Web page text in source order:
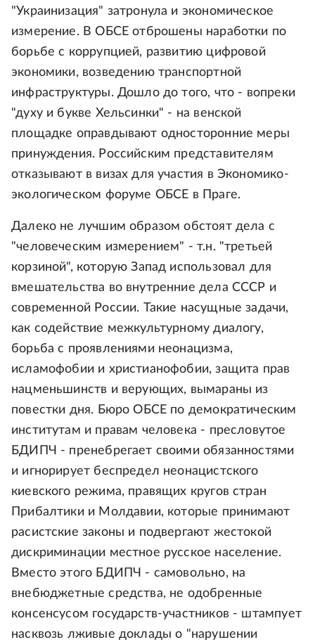
"Украинизация" затронула и экономическое
измерение. В ОБСЕ отброшены наработки по
борьбе с коррупцией, развитию цифровой
экономики, возведению транспортной
инфраструктуры. Дошло до того, что - вопреки
"духу и букве Хельсинки" - на венской
площадке оправдывают односторонние меры
принуждения. Российским представителям
отказывают в визах для участия в Экономико-
экологическом форуме ОБСЕ в Праге.
Далеко не лучшим образом обстоят дела с
"человеческим измерением" - т.н. "третьей
корзиной", которую Запад использовал для
вмешательства во внутренние дела СССР и
современной России. Такие насущные задачи,
как содействие межкультурному диалогу,
борьба с проявлениями неонацизма,
исламофобии и христианофобии, защита прав
нацменьшинств и верующих, вымараны из
повестки дня. Бюро ОБСЕ по демократическим
институтам и правам человека - пресловутое
БДИПЧ - пренебрегает своими обязанностями
и игнорирует беспредел неонацистского
киевского режима, правящих кругов стран
Прибалтики и Молдавии, которые принимают
расистские законы и подвергают жестокой
дискриминации местное русское население.
Вместо этого БДИПЧ - самовольно, на
внебюджетные средства, не одобренные
консенсусом государств-участников - штампует
насквозь лживые доклады о "нарушении